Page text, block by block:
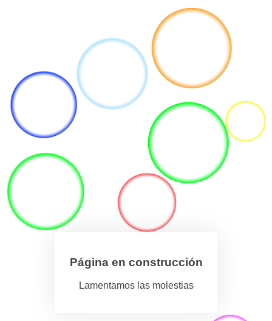
Página en construcción
Lamentamos las molestias